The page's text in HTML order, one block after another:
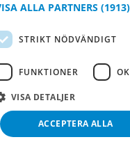
ALLA PARTNERS
STRIKT NÖDVÄNDIGT
FUNKTIONER
VISA DETALJER
ACCEPTERA ALLA